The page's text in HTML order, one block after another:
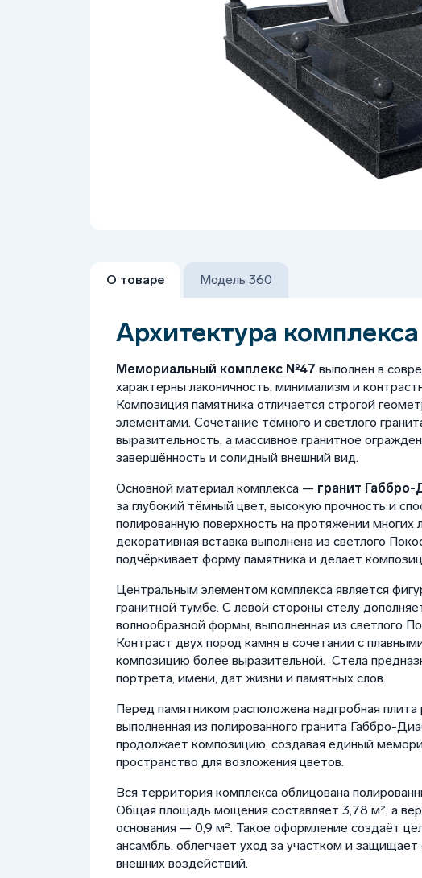
О товаре Модель 360
Архитектура комплекса
Мемориальный комплекс №47 выполнен в
характерны лаконичность, минимализм и
Композиция памятника отличается строгой
элементами. Сочетание тёмного и светлого
выразительность, а массивное гранитное
завершённость и солидный внешний вид.
Основной материал комплекса — гранит Габбро-
за глубокий тёмный цвет, высокую прочность и
полированную поверхность на протяжении многих
декоративная вставка выполнена из светлого
подчёркивает форму памятника и делает
Центральным элементом комплекса является
гранитной тумбе. С левой стороны стелу
волнообразной формы, выполненная из светлого
Контраст двух пород камня в сочетании с
композицию более выразительной. Стела
портрета, имени, дат жизни и памятных слов.
Перед памятником расположена надгробная
выполненная из полированного гранита Габбро-
продолжает композицию, создавая единый
пространство для возложения цветов.
Вся территория комплекса облицована
Общая площадь мощения составляет 3,78 м², а
основания — 0,9 м². Такое оформление создаёт
ансамбль, облегчает уход за участком и
внешних воздействий.